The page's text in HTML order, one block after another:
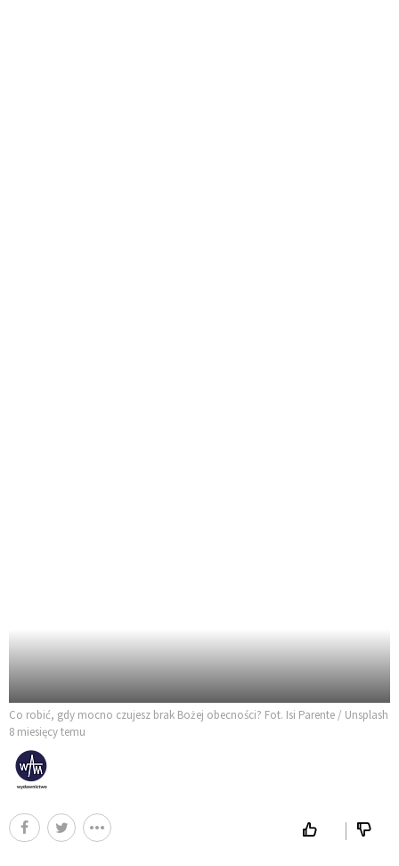
Co robić, gdy mocno czujesz brak Bożej obecności? Fot. Isi Parente / Unsplash
8 miesięcy temu